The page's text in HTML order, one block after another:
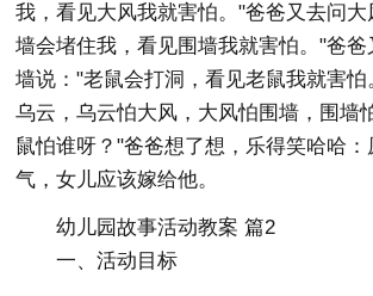
我，看见大风我就害怕。"爸爸又去问大
墙会堵住我，看见围墙我就害怕。"爸爸
墙说："老鼠会打洞，看见老鼠我就害
乌云，乌云怕大风，大风怕围墙，围墙
鼠怕谁呀？"爸爸想了想，乐得笑哈哈：
气，女儿应该嫁给他。
幼儿园故事活动教案 篇2
一、活动目标